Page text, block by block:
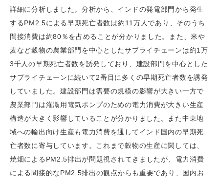
詳細に分析しました。分析から、インドの発電部門から発生
するPM2.5による早期死亡者数は約11万人であり、そのうち
間接消費は約80％を占めることが分かりました。また、米や
麦など穀物の農業部門を中心としたサプライチェーンは約1万
3千人の早期死亡者数を誘発しており、建設部門を中心とした
サプライチェーンに続いて2番目に多くの早期死亡者数を誘発
していました。建設部門は需要の規模の影響が大きい一方で
農業部門は灌漑用電気ポンプのための電力消費が大きい生産
構造が大きく影響していることが分かりました。また中東地
域への輸出向け生産も電力消費を通してインド国内の早期死
亡者数に寄与しています。これまで穀物の生産に関しては、
焼畑によるPM2.5排出が問題視されてきましたが、電力消費
による間接的なPM2.5排出の観点からも重要であり、国内お